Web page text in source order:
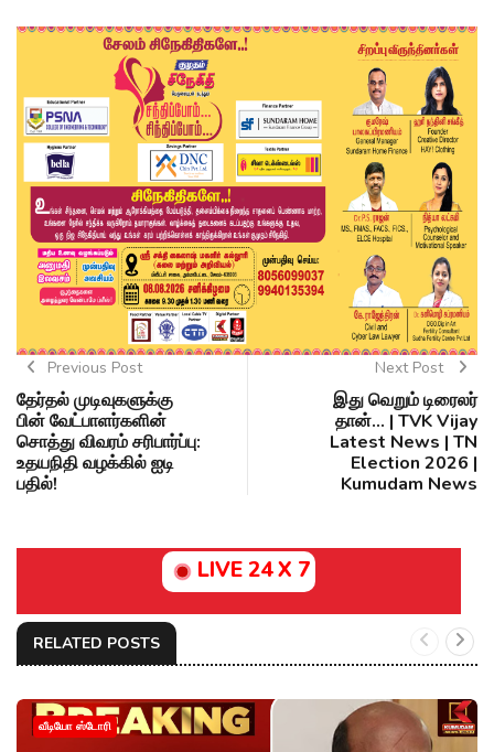
Previous Post
தேர்தல் முடிவுகளுக்கு
பின் வேட்பாளர்களின்
சொத்து விவரம் சரிபார்ப்பு:
உதயநிதி வழக்கில் ஐடி
பதில்!
Next Post
இது வெறும் டிரைலர்
தான்... | TVK Vijay
Latest News | TN
Election 2026 |
Kumudam News
LIVE 24 X 7
RELATED POSTS
வீடியோ ஸ்டோரி